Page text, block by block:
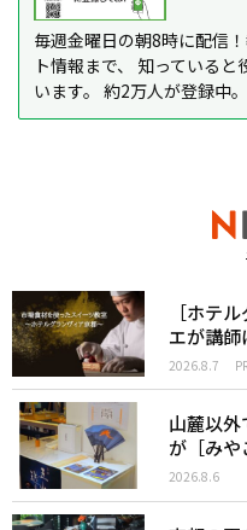
毎週金曜日の朝8時に配信
ト情報まで、 知っている
います。 約2万人が登録中。
［ホテ
エが講師
2026.8.7
山麓以
が［みや
2026.8.6